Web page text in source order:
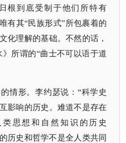
根到底受制于他们所特有
有其“民族形式”所包裹着的
化理解的基础。不然的话，
》所谓的“曲士不可以语于道
情形。李约瑟说： “科学史
影响的历史。难道不是存在
思想和自然知识的历史
史和哲学不是全人类共同